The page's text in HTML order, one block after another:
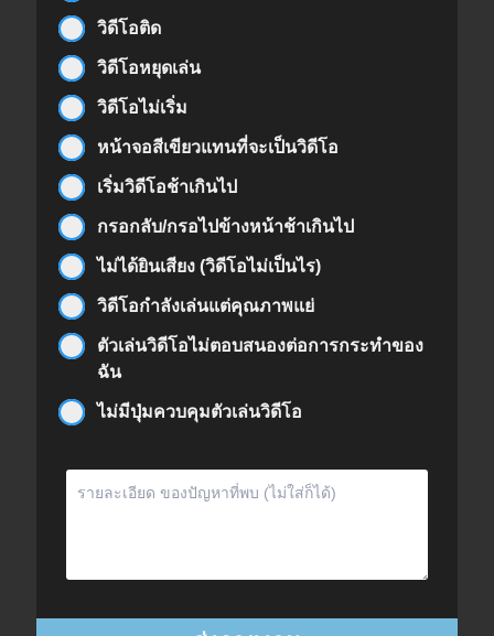
วิดีโอติด
วิดีโอหยุดเล่น
วิดีโอไม่เริ่ม
หน้าจอสีเขียวแทนที่จะเป็นวิดีโอ
เริ่มวิดีโอช้าเกินไป
กรอกลับ/กรอไปข้างหน้าช้าเกินไป
ไม่ได้ยินเสียง (วิดีโอไม่เป็นไร)
วิดีโอกำลังเล่นแต่คุณภาพแย่
ตัวเล่นวิดีโอไม่ตอบสนองต่อการกระทำของ
ฉัน
ไม่มีปุ่มควบคุมตัวเล่นวิดีโอ